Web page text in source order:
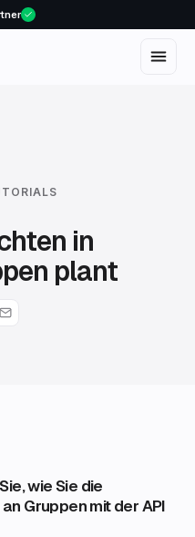
in
plant
wie Sie die
Gruppen mit der API